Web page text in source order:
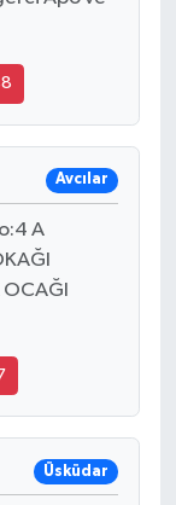
Avcılar
A
OCAĞI
Üsküdar